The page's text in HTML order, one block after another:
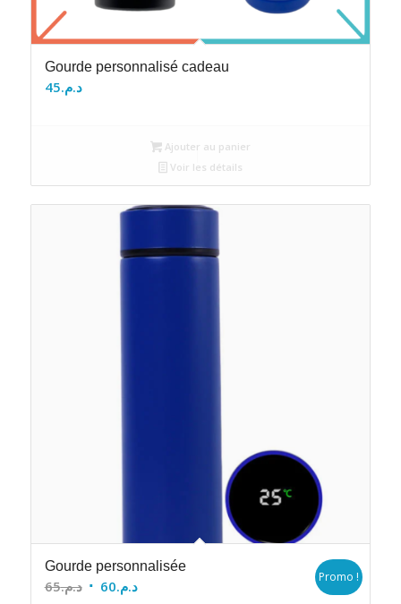
Gourde personnalisé cadeau
د.م.45
Ajouter au panier
Voir les détails
Gourde personnalisée
د.م.65
Le
د.م.60
Le
Promo !